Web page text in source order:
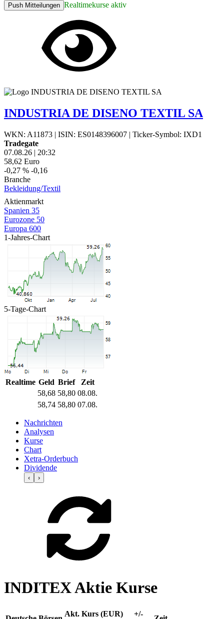
Push Mitteilungen Realtimekurse aktiv
INDUSTRIA DE DISENO TEXTIL SA
WKN: A11873 | ISIN: ES0148396007 | Ticker-Symbol: IXD1
Tradegate
07.08.26 | 20:32
58,62 Euro
-0,27 % -0,16
Branche
Bekleidung/Textil
Aktienmarkt
Spanien 35
Eurozone 50
Europa 600
1-Jahres-Chart
5-Tage-Chart
Realtime Geld Brief
Zeit
58,68 58,80 08.08.
58,74 58,80 07.08.
Nachrichten
Analysen
Kurse
Chart
Xetra-Orderbuch
Dividende
‹ ›
INDITEX Aktie Kurse
Akt. Kurs (EUR)
+/-